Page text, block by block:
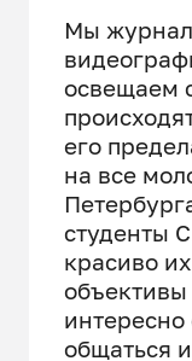
Мы
освещаем
его
на все
студенты
красиво
интересно
общаться